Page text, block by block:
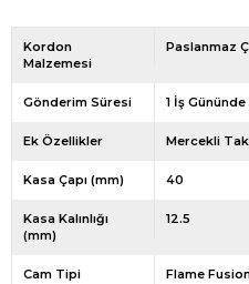
Kordon
Malzemesi
Paslanmaz
Gönderim Süresi 1 İş
Ek Özellikler Mercekli
Kasa Çapı (mm) 40
Kasa Kalınlığı
(mm)
12.5
Cam Tipi Flame